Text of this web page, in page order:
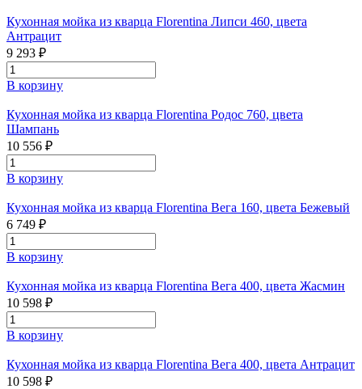
Кухонная мойка из кварца Florentina Липси 460, цвета
Антрацит
9 293 ₽
В корзину
Кухонная мойка из кварца Florentina Родос 760, цвета
Шампань
10 556 ₽
В корзину
Кухонная мойка из кварца Florentina Вега 160, цвета Бежевый
6 749 ₽
В корзину
Кухонная мойка из кварца Florentina Вега 400, цвета Жасмин
10 598 ₽
В корзину
Кухонная мойка из кварца Florentina Вега 400, цвета Антрацит
10 598 ₽